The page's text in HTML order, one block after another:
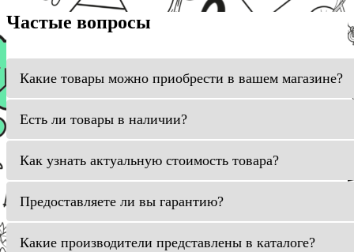
Частые вопросы
Какие товары можно приобрести в вашем магазине?
Есть ли товары в наличии?
Как узнать актуальную стоимость товара?
Предоставляете ли вы гарантию?
Какие производители представлены в каталоге?